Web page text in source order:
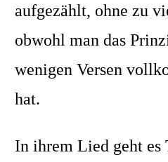
aufgezählt, ohne zu
obwohl man das
wenigen Versen
hat.
In ihrem Lied geht es